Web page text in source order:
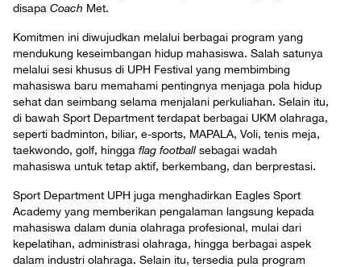
disapa Coach Met.
Komitmen ini diwujudkan melalui berbagai program yang
mendukung keseimbangan hidup mahasiswa. Salah satunya
melalui sesi khusus di UPH Festival yang membimbing
mahasiswa baru memahami pentingnya menjaga pola hidup
sehat dan seimbang selama menjalani perkuliahan. Selain itu,
di bawah Sport Department terdapat berbagai UKM olahraga,
seperti badminton, biliar, e-sports, MAPALA, Voli, tenis meja,
taekwondo, golf, hingga flag footballsebagai wadah
mahasiswa untuk tetap aktif, berkembang, dan berprestasi.
Sport Department UPH juga menghadirkan Eagles Sport
Academy yang memberikan pengalaman langsung kepada
mahasiswa dalam dunia olahraga profesional, mulai dari
kepelatihan, administrasi olahraga, hingga berbagai aspek
dalam industri olahraga. Selain itu, tersedia pula program